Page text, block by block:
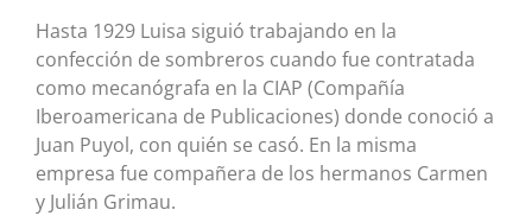
Hasta 1929 Luisa siguió trabajando en la
confección de sombreros cuando fue contratada
como mecanógrafa en la CIAP (Compañía
Iberoamericana de Publicaciones) donde conoció a
Juan Puyol, con quién se casó. En la misma
empresa fue compañera de los hermanos Carmen
y Julián Grimau.